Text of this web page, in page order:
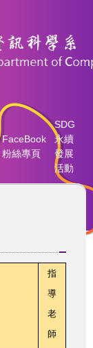
FaceBook
粉絲專頁
SDG
永續
發展
活動
指
導
老
師